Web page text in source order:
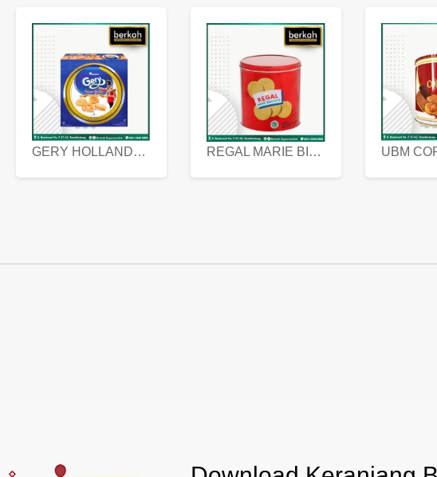
GERY HOLLANDA BUTTER COOKIES 450 GRAM REGAL MARIE BISCUIT KALENG 550 GRAM